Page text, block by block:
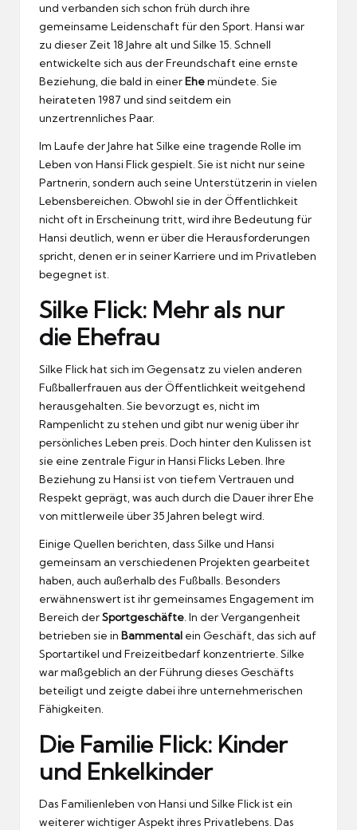
und verbanden sich schon früh durch ihre
gemeinsame Leidenschaft für den Sport. Hansi war
zu dieser Zeit 18 Jahre alt und Silke 15. Schnell
entwickelte sich aus der Freundschaft eine ernste
Beziehung, die bald in einerEhemündete. Sie
heirateten 1987 und sind seitdem ein
unzertrennliches Paar.
Im Laufe der Jahre hat Silke eine tragende Rolle im
Leben von Hansi Flick gespielt. Sie ist nicht nur seine
Partnerin, sondern auch seine Unterstützerin in vielen
Lebensbereichen. Obwohl sie in der Öffentlichkeit
nicht oft in Erscheinung tritt, wird ihre Bedeutung für
Hansi deutlich, wenn er über die Herausforderungen
spricht, denen er in seiner Karriere und im Privatleben
begegnet ist.
Silke Flick: Mehr als nur
die Ehefrau
Silke Flick hat sich im Gegensatz zu vielen anderen
Fußballerfrauen aus der Öffentlichkeit weitgehend
herausgehalten. Sie bevorzugt es, nicht im
Rampenlicht zu stehen und gibt nur wenig über ihr
persönliches Leben preis. Doch hinter den Kulissen ist
sie eine zentrale Figur in Hansi Flicks Leben. Ihre
Beziehung zu Hansi ist von tiefem Vertrauen und
Respekt geprägt, was auch durch die Dauer ihrer Ehe
von mittlerweile über 35 Jahren belegt wird.
Einige Quellen berichten, dass Silke und Hansi
gemeinsam an verschiedenen Projekten gearbeitet
haben, auch außerhalb des Fußballs. Besonders
erwähnenswert ist ihr gemeinsames Engagement im
Bereich derSportgeschäfte . In der Vergangenheit
betrieben sie in Bammental ein Geschäft, das sich auf
Sportartikel und Freizeitbedarf konzentrierte. Silke
war maßgeblich an der Führung dieses Geschäfts
beteiligt und zeigte dabei ihre unternehmerischen
Fähigkeiten.
Die Familie Flick: Kinder
und Enkelkinder
Das Familienleben von Hansi und Silke Flick ist ein
weiterer wichtiger Aspekt ihres Privatlebens. Das